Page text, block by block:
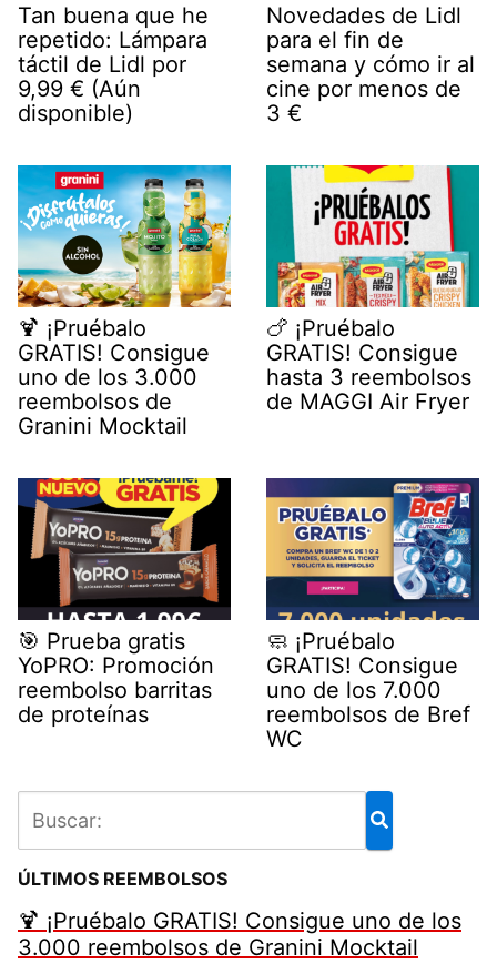
Tan buena que he
repetido: Lámpara
táctil de Lidl por
9,99 € (Aún
disponible)
Novedades de Lidl
para el fin de
semana y cómo ir al
cine por menos de
3 €
🍹 ¡Pruébalo
GRATIS! Consigue
uno de los 3.000
reembolsos de
Granini Mocktail
🍗 ¡Pruébalo
GRATIS! Consigue
hasta 3 reembolsos
de MAGGI Air Fryer
🎯 Prueba gratis
YoPRO: Promoción
reembolso barritas
de proteínas
🧼 ¡Pruébalo
GRATIS! Consigue
uno de los 7.000
reembolsos de Bref
WC
ÚLTIMOS REEMBOLSOS
🍹 ¡Pruébalo GRATIS! Consigue uno de los
3.000 reembolsos de Granini Mocktail